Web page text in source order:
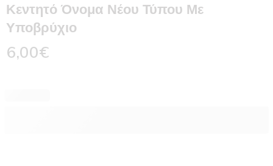
Κεντητό Όνομα Νέου Τύπου Με
Υποβρύχιο
6,00€